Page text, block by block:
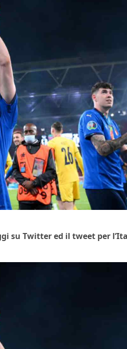
su Twitter ed il tweet per